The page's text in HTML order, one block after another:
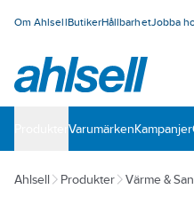
Om AhlsellButikerHållbarhetJobba
VarumärkenKampanjer
Ahlsell Produkter Värme &